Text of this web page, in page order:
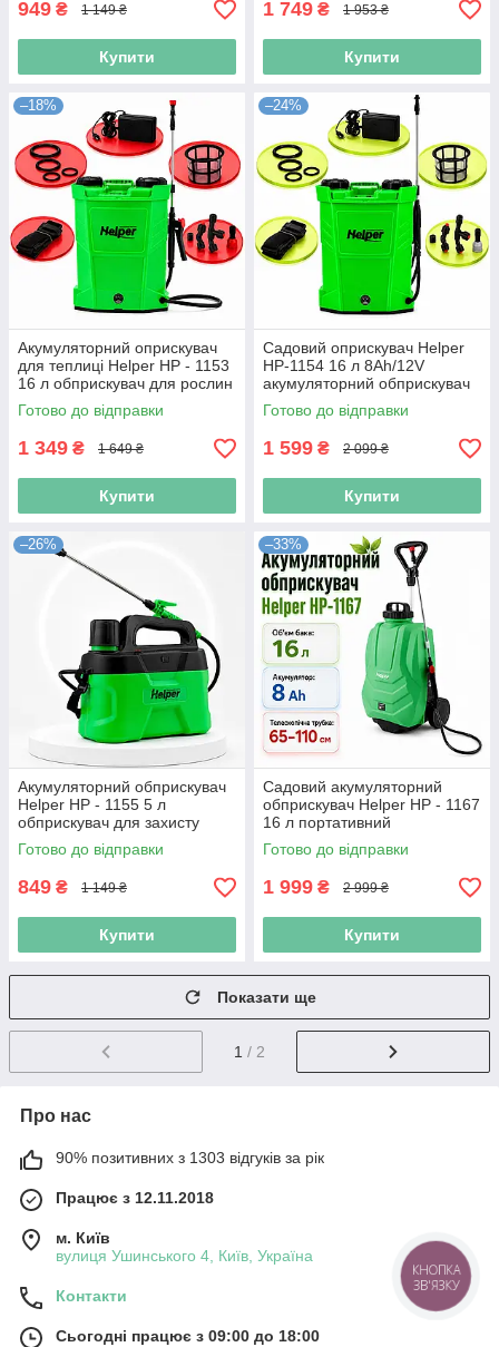
949 ₴ 1 149 ₴
Купити
1 749 ₴ 1 953 ₴
Купити
–18%
Акумуляторний оприскувач
для теплиці Helper HP - 1153
16 л обприскувач для рослин
обприскувач 16 л
Готово до відправки
1 349 ₴ 1 649 ₴
Купити
–24%
Садовий оприскувач Helper
HP-1154 16 л 8Ah/12V
акумуляторний обприскувач
фермер батарейний
обприскувач
Готово до відправки
1 599 ₴ 2 099 ₴
Купити
–26%
Акумуляторний обприскувач
Helper HP - 1155 5 л
обприскувач для захисту
рослин електричний
розпилювач з акумулятором
Готово до відправки
849 ₴ 1 149 ₴
Купити
–33%
Садовий акумуляторний
обприскувач Helper HP - 1167
16 л портативний
обприскувач для обробки
рослин
Готово до відправки
1 999 ₴ 2 999 ₴
Купити
Показати ще
1 / 2
Про нас
90% позитивних з 1303 відгуків за рік
Працює з 12.11.2018
м. Київ
вулиця Ушинського 4, Київ, Україна
Контакти
Сьогодні працює з 09:00 до 18:00
КНОПКА
ЗВ'ЯЗКУ